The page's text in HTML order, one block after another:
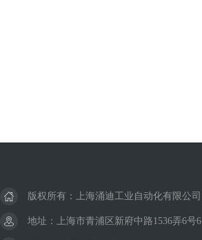
版权所有：上海涌迪工业自动化有限公司
地址：上海市青浦区新府中路1536弄6号